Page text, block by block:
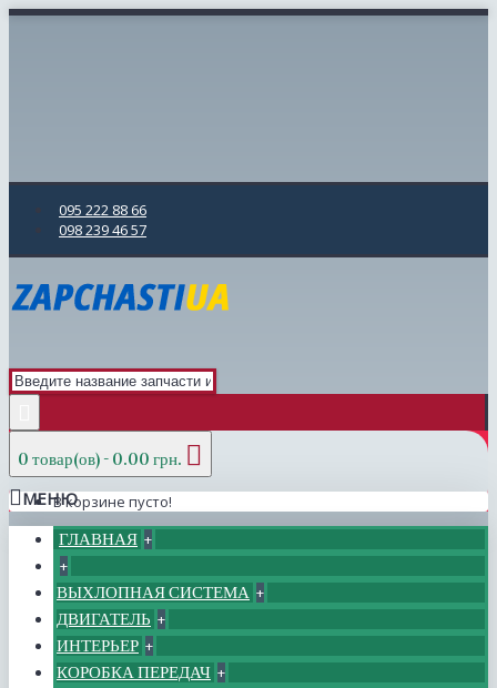
095 222 88 66
098 239 46 57
0 товар(ов) - 0.00 грн.
В корзине пусто!
МЕНЮ
ГЛАВНАЯ +
+
ВЫХЛОПНАЯ СИСТЕМА +
ДВИГАТЕЛЬ +
ИНТЕРЬЕР +
КОРОБКА ПЕРЕДАЧ +